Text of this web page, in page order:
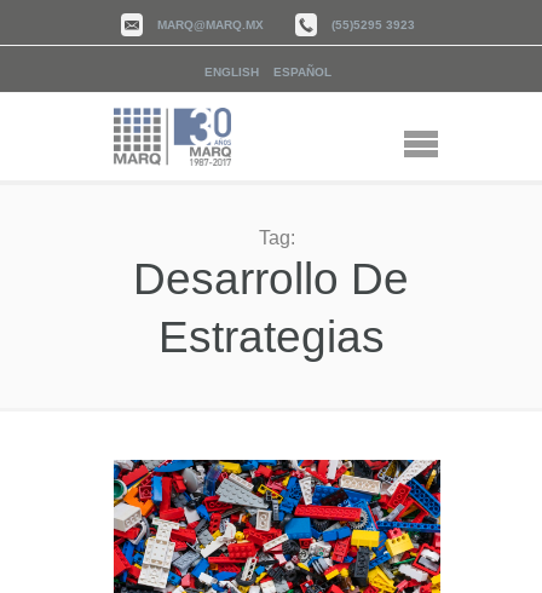
MARQ@MARQ.MX (55)5295 3923
ENGLISH ESPAÑOL
Tag:
Desarrollo De
Estrategias